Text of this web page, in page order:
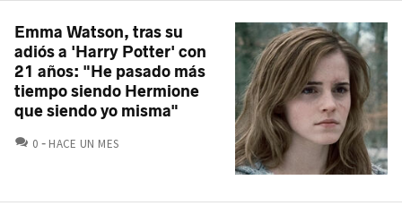
Emma Watson, tras su
adiós a 'Harry Potter' con
21 años: "He pasado más
tiempo siendo Hermione
que siendo yo misma"
0 COMENTARIOS
HACE UN MES